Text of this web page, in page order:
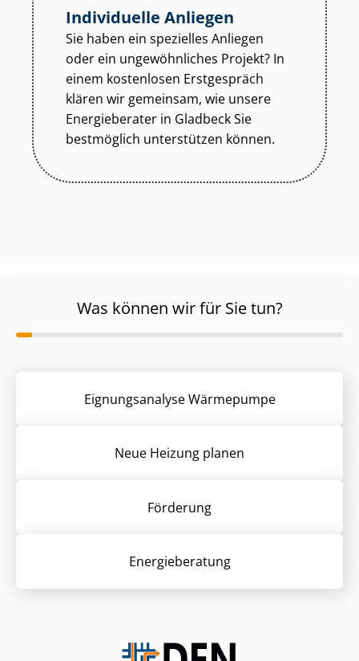
Individuelle Anliegen
Sie haben ein spezielles Anliegen
oder ein ungewöhnliches Projekt? In
einem kostenlosen Erstgespräch
klären wir gemeinsam, wie unsere
Energieberater in Gladbeck Sie
bestmöglich unterstützen können.
Was können wir für Sie tun?
Eignungsanalyse Wärmepumpe
Neue Heizung planen
Förderung
Energieberatung